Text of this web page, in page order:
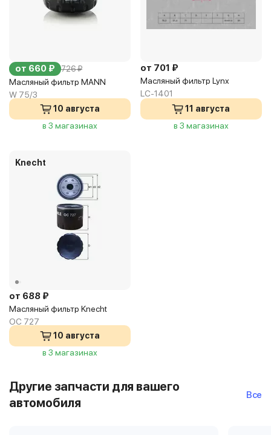
от 660 ₽ 726 ₽
Масляный фильтр MANN
W 75/3
10 августа
в 3 магазинах
от 701 ₽
Масляный фильтр Lynx
LC-1401
11 августа
в 3 магазинах
Knecht
от 688 ₽
Масляный фильтр Knecht
OC 727
10 августа
в 3 магазинах
Другие запчасти для вашего
автомобиля
Все